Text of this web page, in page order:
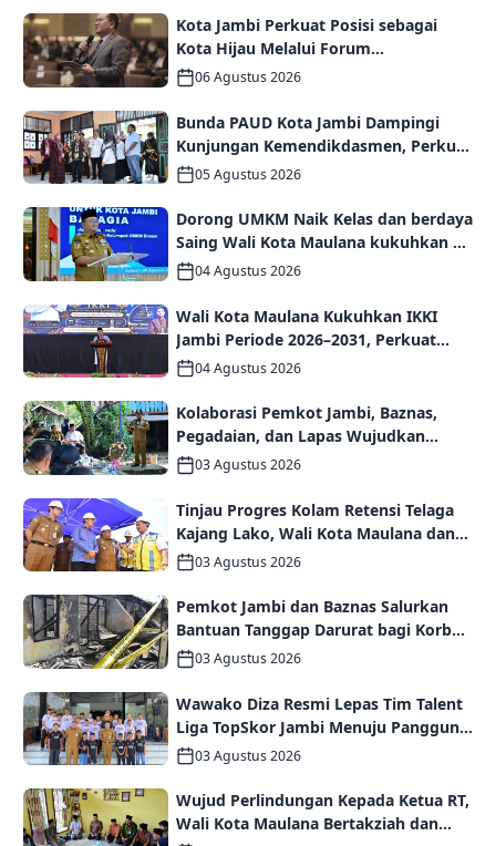
Kota Jambi Perkuat Posisi sebagai
Kota Hijau Melalui Forum
Internasional IMT-GT GCMC 2026
06 Agustus 2026
Bunda PAUD Kota Jambi Dampingi
Kunjungan Kemendikdasmen, Perkuat
Kolaborasi Wujudkan PAUD
05 Agustus 2026
Dorong UMKM Naik Kelas dan berdaya
Saing Wali Kota Maulana kukuhkan 35
kelompok UMKM Binaan
04 Agustus 2026
Wali Kota Maulana Kukuhkan IKKI
Jambi Periode 2026–2031, Perkuat
Persaudaraan dan Kolaborasi dalam
04 Agustus 2026
Kolaborasi Pemkot Jambi, Baznas,
Pegadaian, dan Lapas Wujudkan
Rumah Layak Huni bagi Warga Kurang
03 Agustus 2026
Tinjau Progres Kolam Retensi Telaga
Kajang Lako, Wali Kota Maulana dan
Komisi V DPR RI Optimistis Kota Jambi
03 Agustus 2026
Pemkot Jambi dan Baznas Salurkan
Bantuan Tanggap Darurat bagi Korban
Kebakaran Asrama Polda Jambi
03 Agustus 2026
Wawako Diza Resmi Lepas Tim Talent
Liga TopSkor Jambi Menuju Panggung
Nasional
03 Agustus 2026
Wujud Perlindungan Kepada Ketua RT,
Wali Kota Maulana Bertakziah dan